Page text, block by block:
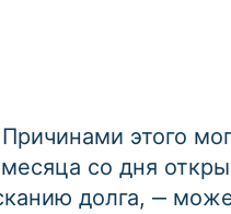
этого
со дня
долга, ‒